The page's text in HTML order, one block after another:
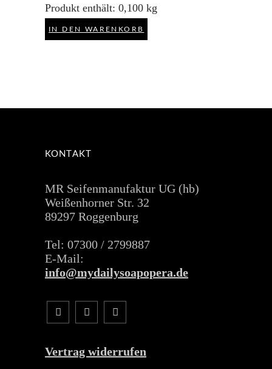
Produkt enthält: 0,100 kg
IN DEN WARENKORB
KONTAKT
MR Seifenmanufaktur UG (hb)
Weißenhorner Str. 32
89297 Roggenburg
Tel: 07300 / 2799887
E-Mail:
info@mydailysoapopera.de
Vertrag widerrufen